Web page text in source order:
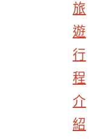
旅
遊
行
程
介
紹